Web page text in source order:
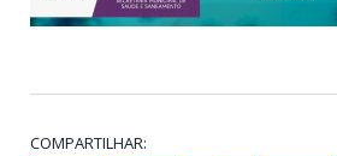
COMPARTILHAR: